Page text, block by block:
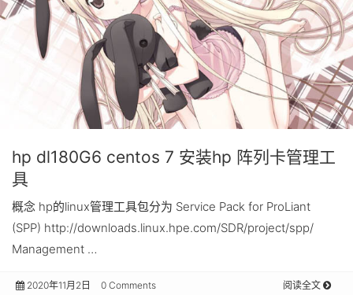
hp dl180G6 centos 7 安装hp 阵列卡管理工
具
概念 hp的linux管理工具包分为 Service Pack for ProLiant
(SPP) http://downloads.linux.hpe.com/SDR/project/spp/
Management …
2020年11月2日 0 Comments 阅读全文